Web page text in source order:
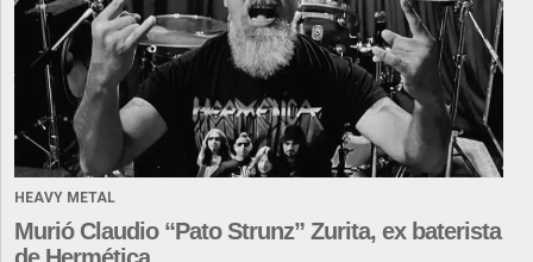
HEAVY METAL
Murió Claudio “Pato Strunz” Zurita, ex baterista